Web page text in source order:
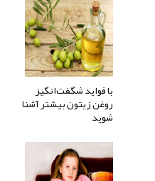
با فواید شگفت‌انگیز
روغن زیتون بیشتر آشنا
شوید